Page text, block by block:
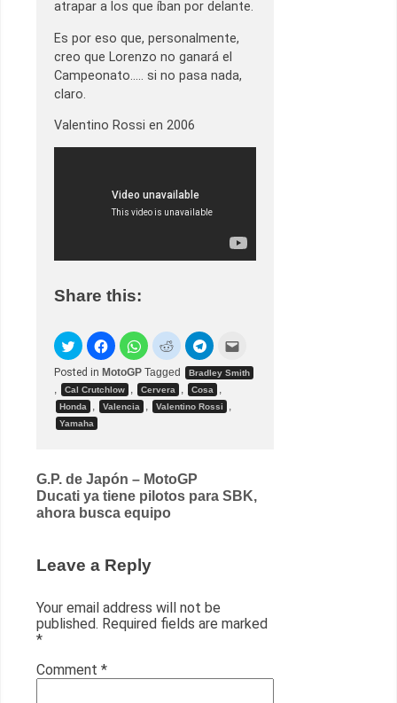
atrapar a los que íban por delante.
Es por eso que, personalmente,
creo que Lorenzo no ganará el
Campeonato….. si no pasa nada,
claro.
Valentino Rossi en 2006
Share this:
Posted in MotoGP Tagged Bradley Smith
, Cal Crutchlow , Cervera , Cosa ,
Honda , Valencia , Valentino Rossi ,
Yamaha
Post
navigation
G.P. de Japón – MotoGP
Ducati ya tiene pilotos para SBK,
ahora busca equipo
Leave a Reply
Your email address will not be
published. Required fields are marked
*
Comment *